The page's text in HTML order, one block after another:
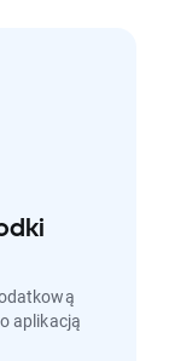
aplikacją